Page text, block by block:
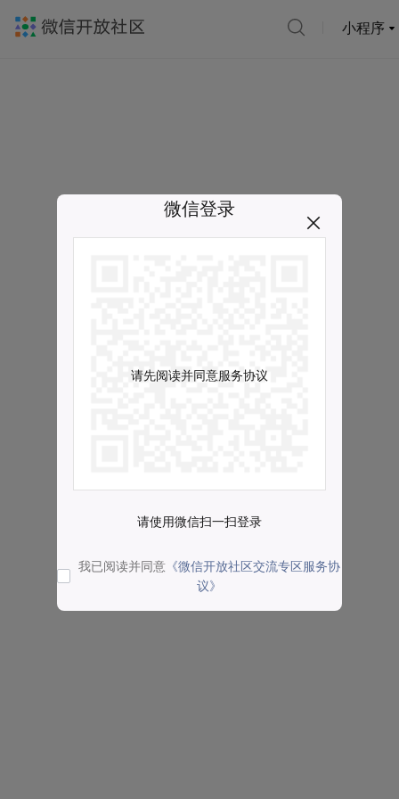
小程序
微信登录
请先阅读并同意服务协议
请使用微信扫一扫登录
我已阅读并同意 《微信开放社区交流专区服务协
议》